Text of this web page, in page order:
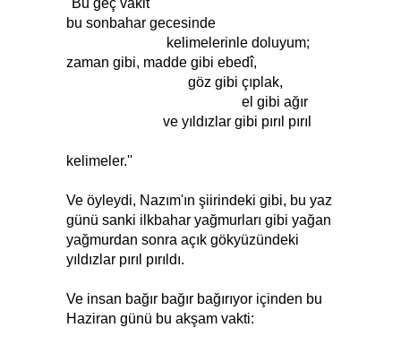
bu sonbahar gecesinde
kelimelerinle doluyum;
zaman gibi, madde gibi ebedî,
göz gibi çıplak,
el gibi ağır
ve yıldızlar gibi pırıl pırıl
kelimeler.''
Ve öyleydi, Nazım'ın şiirindeki gibi, bu yaz
günü sanki ilkbahar yağmurları gibi yağan
yağmurdan sonra açık gökyüzündeki
yıldızlar pırıl pırıldı.
Ve insan bağır bağır bağırıyor içinden bu
Haziran günü bu akşam vakti: